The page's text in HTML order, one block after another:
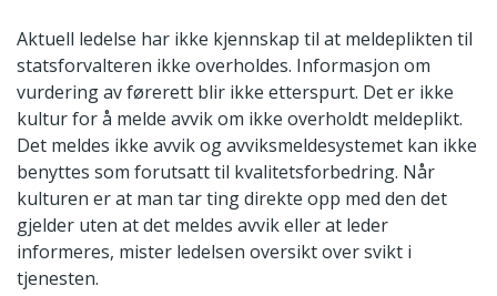
Aktuell ledelse har ikke kjennskap til at meldeplikten til
statsforvalteren ikke overholdes. Informasjon om
vurdering av førerett blir ikke etterspurt. Det er ikke
kultur for å melde avvik om ikke overholdt meldeplikt.
Det meldes ikke avvik og avviksmeldesystemet kan ikke
benyttes som forutsatt til kvalitetsforbedring. Når
kulturen er at man tar ting direkte opp med den det
gjelder uten at det meldes avvik eller at leder
informeres, mister ledelsen oversikt over svikt i
tjenesten.